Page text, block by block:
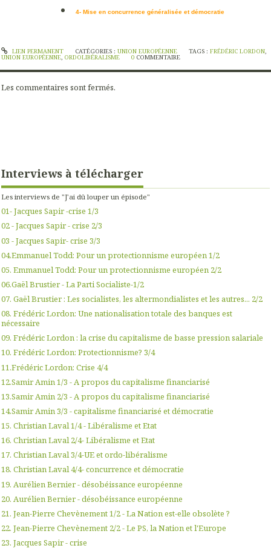
4- Mise en concurrence généralisée et démocratie
LIEN PERMANENT CATÉGORIES : UNION EUROPÉENNE TAGS :FRÉDÉRIC LORDON,
UNION EUROPÉENNE, ORDOLIBÉRALISME 0 COMMENTAIRE
Les commentaires sont fermés.
Interviews à télécharger
Les interviews de "J'ai dû louper un épisode"
01- Jacques Sapir -crise 1/3
02 - Jacques Sapir - crise 2/3
03 - Jacques Sapir- crise 3/3
04.Emmanuel Todd: Pour un protectionnisme européen 1/2
05. Emmanuel Todd: Pour un protectionnisme européen 2/2
06.Gaël Brustier - La Parti Socialiste-1/2
07. Gaël Brustier : Les socialistes, les altermondialistes et les autres... 2/2
08. Frédéric Lordon: Une nationalisation totale des banques est
nécessaire
09. Frédéric Lordon : la crise du capitalisme de basse pression salariale
10. Frédéric Lordon: Protectionnisme? 3/4
11.Frédéric Lordon: Crise 4/4
12.Samir Amin 1/3 - A propos du capitalisme financiarisé
13.Samir Amin 2/3 - A propos du capitalisme financiarisé
14.Samir Amin 3/3 - capitalisme financiarisé et démocratie
15. Christian Laval 1/4 - Libéralisme et Etat
16. Christian Laval 2/4- Libéralisme et Etat
17. Christian Laval 3/4-UE et ordo-libéralisme
18. Christian Laval 4/4- concurrence et démocratie
19. Aurélien Bernier - désobéissance européenne
20. Aurélien Bernier - désobéissance européenne
21. Jean-Pierre Chevènement 1/2 - La Nation est-elle obsolète ?
22. Jean-Pierre Chevènement 2/2 - Le PS, la Nation et l'Europe
23. Jacques Sapir - crise